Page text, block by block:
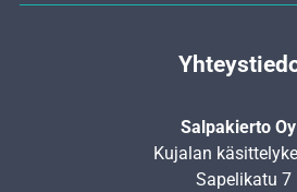
Salpakierto Oy
Kujalan
Sapelikatu 7